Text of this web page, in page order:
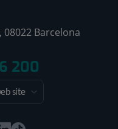
08022 Barcelona
200
site